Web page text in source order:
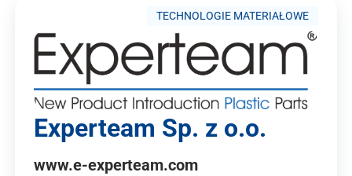
TECHNOLOGIE MATERIAŁOWE
Experteam Sp. z o.o.
www.e-experteam.com